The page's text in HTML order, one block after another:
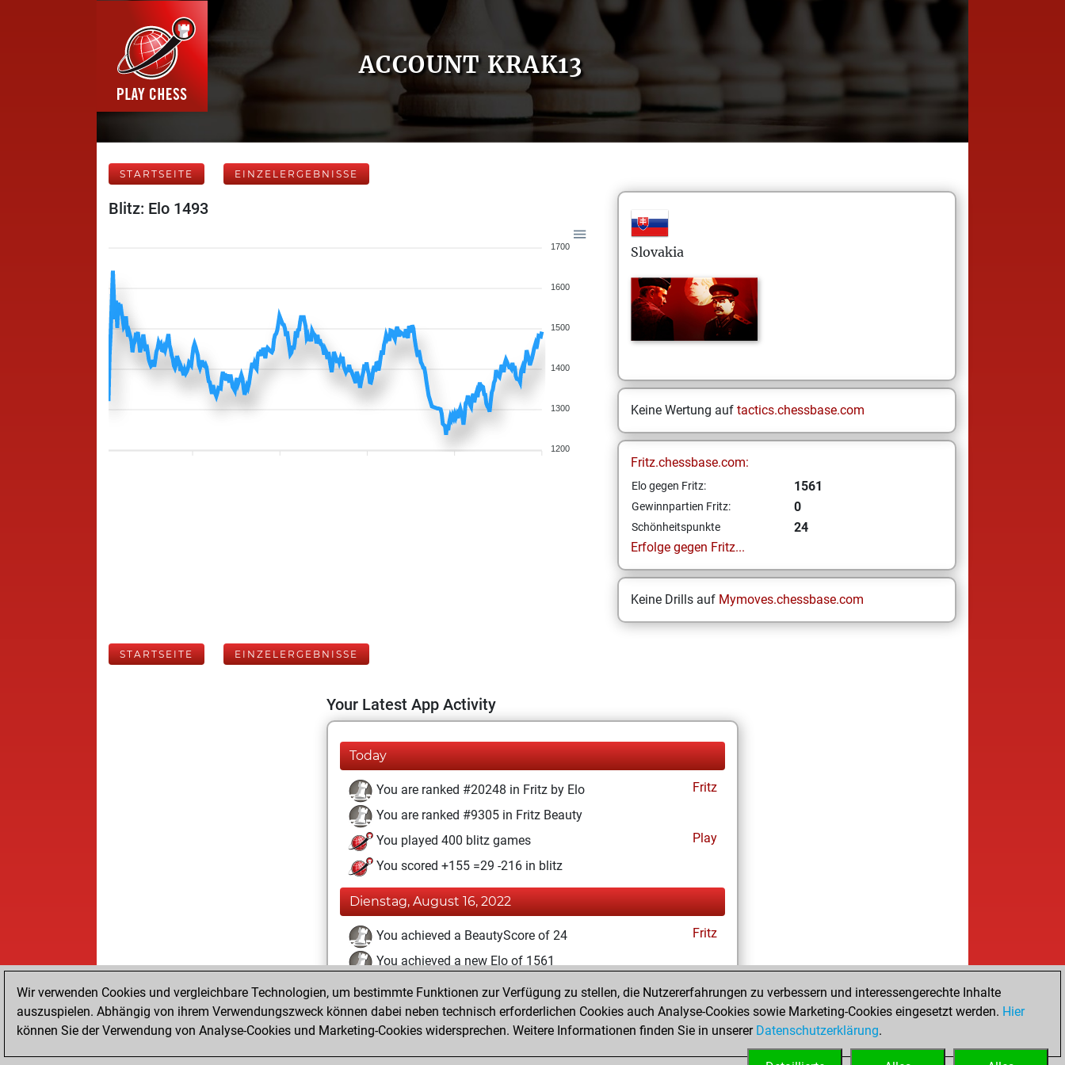
ACCOUNT KRAK13
STARTSEITE EINZELERGEBNISSE
Blitz: Elo 1493
1700
1600
1500
1400
1300
1200
Slovakia
Keine Wertung auf tactics.chessbase.com
Fritz.chessbase.com:
Elo gegen Fritz: 1561
Gewinnpartien Fritz: 0
Schönheitspunkte
24
Erfolge gegen Fritz...
Keine Drills auf Mymoves.chessbase.com
STARTSEITE EINZELERGEBNISSE
Your Latest App Activity
Today
You are ranked #20248 in Fritz by Elo
Fritz
You are ranked #9305 in Fritz Beauty
You played 400 blitz games
Play
You scored +155 =29 -216 in blitz
Dienstag, August 16, 2022
You achieved a BeautyScore of 24
Fritz
You achieved a new Elo of 1561
Mittwoch, November 25, 2020
You created your Fritz account Fritz
Wir verwenden Cookies und vergleichbare Technologien, um bestimmte Funktionen zur Verfügung zu stellen, die Nutzererfahrungen zu verbessern und interessengerechte Inhalte
auszuspielen. Abhängig von ihrem Verwendungszweck können dabei neben technisch erforderlichen Cookies auch Analyse-Cookies sowie Marketing-Cookies eingesetzt werden. Hier
können Sie der Verwendung von Analyse-Cookies und Marketing-Cookies widersprechen. Weitere Informationen finden Sie in unserer Datenschutzerklärung.